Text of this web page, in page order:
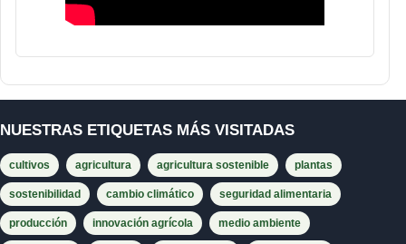
NUESTRAS ETIQUETAS MÁS VISITADAS
cultivos agricultura agricultura sostenible plantas
sostenibilidad cambio climático seguridad alimentaria
producción innovación agrícola medio ambiente